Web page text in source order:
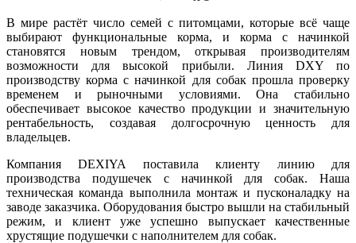
В мире растёт число семей с питомцами, которые всё чаще
выбирают функциональные корма, и корма с начинкой
становятся новым трендом, открывая производителям
возможности для высокой прибыли. Линия DXY по
производству корма с начинкой для собак прошла проверку
временем и рыночными условиями. Она стабильно
обеспечивает высокое качество продукции и значительную
рентабельность, создавая долгосрочную ценность для
владельцев.
Компания DEXIYA поставила клиенту линию для
производства подушечек с начинкой для собак. Наша
техническая команда выполнила монтаж и пусконаладку на
заводе заказчика. Оборудования быстро вышли на стабильный
режим, и клиент уже успешно выпускает качественные
хрустящие подушечки с наполнителем для собак.